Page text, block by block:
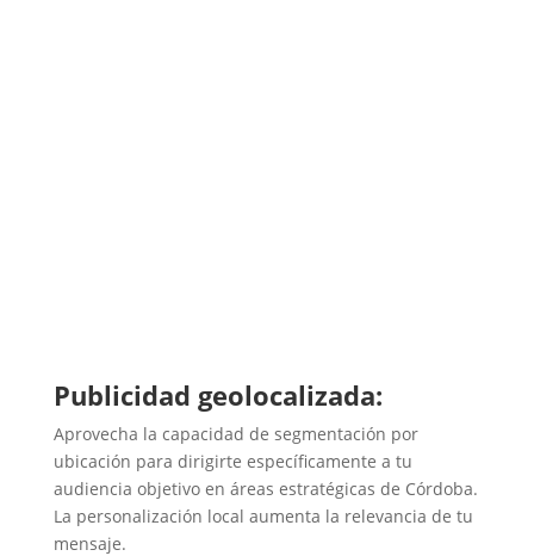
Publicidad geolocalizada:
Aprovecha la capacidad de segmentación por
ubicación para dirigirte específicamente a tu
audiencia objetivo en áreas estratégicas de Córdoba.
La personalización local aumenta la relevancia de tu
mensaje.